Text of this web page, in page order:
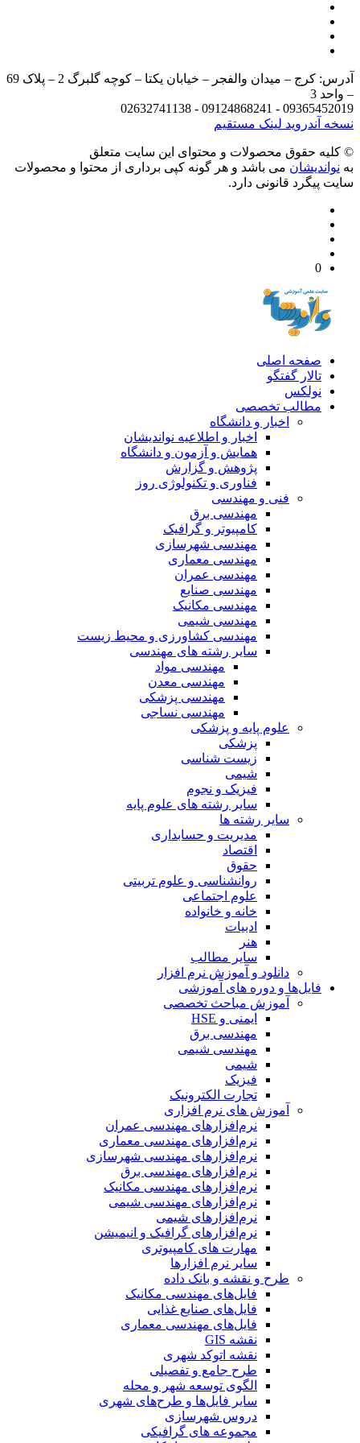
آدرس: کرج – میدان والفجر – خیابان یکتا – کوچه گلبرگ 2 – پلاک 69
3
09365452019 - 09124868241 -
آندرویدلینک مستقیم
حقوق محصولات و محتوای اين سایت متعلق
می باشد و هر گونه کپی برداری از محتوا و محصولات
پیگرد قانونی دارد.
صفحه اصلی
تالار گفتگو
نولکس
مطالب تخصصی
اخبار و دانشگاه
اخبار و اطلاعیه نواندیشان
همایش و آزمون و دانشگاه
پژوهش و گزارش
فناوری و تکنولوژی روز
فنی و مهندسی
مهندسی برق
کامپیوتر و گرافیک
مهندسی شهرسازی
مهندسی معماری
مهندسی عمران
مهندسی صنایع
مهندسی مکانیک
مهندسی شیمی
مهندسی کشاورزی و محیط زیست
سایر رشته های مهندسی
مهندسی مواد
مهندسی معدن
مهندسی پزشکی
مهندسی نساجی
علوم پایه و پزشکی
پزشکی
زیست شناسی
شیمی
فیزیک و نجوم
سایر رشته های علوم پایه
سایر رشته ها
مدیریت و حسابداری
اقتصاد
حقوق
روانشناسی و علوم تربیتی
علوم اجتماعی
خانه و خانواده
ادبیات
هنر
سایر مطالب
دانلود و آموزش نرم افزار
فایل‌ها و دوره های آموزشی
آموزش مباحث تخصصی
ایمنی و HSE
مهندسی برق
مهندسی شیمی
شیمی
فیزیک
تجارت الکترونیک
آموزش های نرم افزاری
نرم‌افزارهای مهندسی عمران
نرم‌افزارهای مهندسی معماری
نرم‌افزارهای مهندسی شهرسازی
نرم‌افزارهای مهندسی برق
نرم‌افزارهای مهندسی مکانیک
نرم‌افزارهای مهندسی شیمی
نرم‌افزارهای شیمی
نرم‌افزارهای گرافیک و انیمیشن
مهارت های کامپیوتری
سایر نرم افزارها
طرح و نقشه و بانک داده
فایل‌های مهندسی مکانیک
فایل‌های صنایع غذایی
فایل‌های مهندسی معماری
نقشه GIS
نقشه اتوکد شهری
طرح جامع و تفصیلی
الگوی توسعه شهر و محله
سایر فایل‌ها و طرح‌های شهری
دروس شهرسازی
مجموعه های گرافیکی